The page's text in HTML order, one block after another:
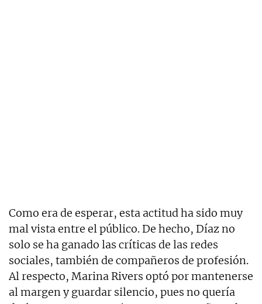
Como era de esperar, esta actitud ha sido muy
mal vista entre el público. De hecho, Díaz no
solo se ha ganado las críticas de las redes
sociales, también de compañeros de profesión.
Al respecto, Marina Rivers optó por mantenerse
al margen y guardar silencio, pues no quería